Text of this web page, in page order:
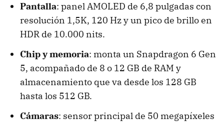
Pantalla: panel AMOLED de 6,8 pulgadas con
resolución 1,5K, 120 Hz y un pico de brillo en
HDR de 10.000 nits.
Chip y memoria: monta un Snapdragon 6 Gen
5, acompañado de 8 o 12 GB de RAM y
almacenamiento que va desde los 128 GB
hasta los 512 GB.
Cámaras: sensor principal de 50 megapíxeles